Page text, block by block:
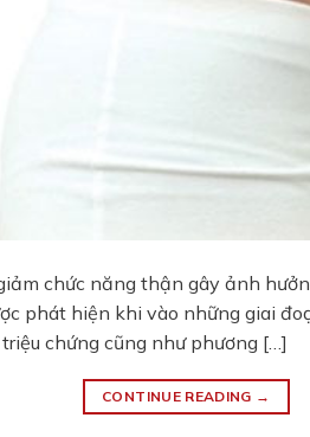
chức năng thận gây ảnh
phát hiện khi vào những giai
chứng cũng như phương […]
CONTINUE READING →